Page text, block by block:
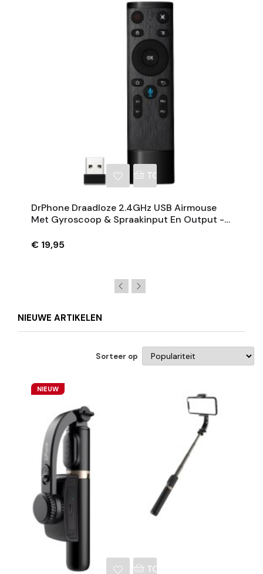
TOEVOEGEN AAN
DrPhone Draadloze 2.4GHz USB Airmouse
Met Gyroscoop & Spraakinput En Output -
€ 19,95
NIEUWE ARTIKELEN
Sorteer op
NIEUW
TOEVOEGEN AAN